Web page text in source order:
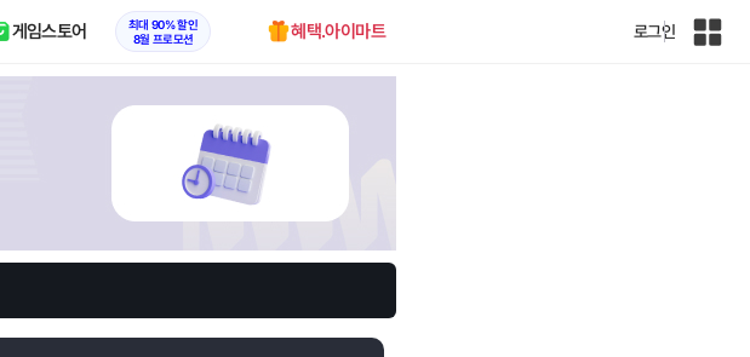
게임스토어
최대 90% 할인
8월 프로모션
혜택.아이마트 로그인
인